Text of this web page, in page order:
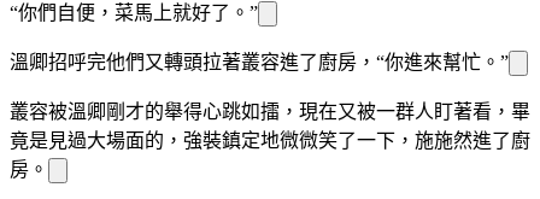
“你們自便，菜馬上就好了。”
溫卿招呼完他們又轉頭拉著叢容進了廚房，“你進來幫忙。”
叢容被溫卿剛才的舉得心跳如擂，現在又被一群人盯著看， 畢
竟是見過大場面的，強裝鎮定地微微笑了一下，施施然進了廚
房。